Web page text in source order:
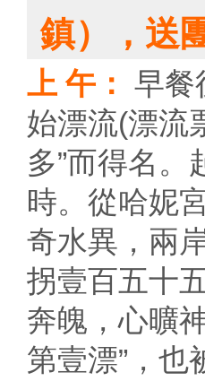
鎮），送
上 午： 早餐
始漂流(漂流
多”而得名
時。從哈妮
奇水異，兩
拐壹百五十
奔魄，心曠
第壹漂”，